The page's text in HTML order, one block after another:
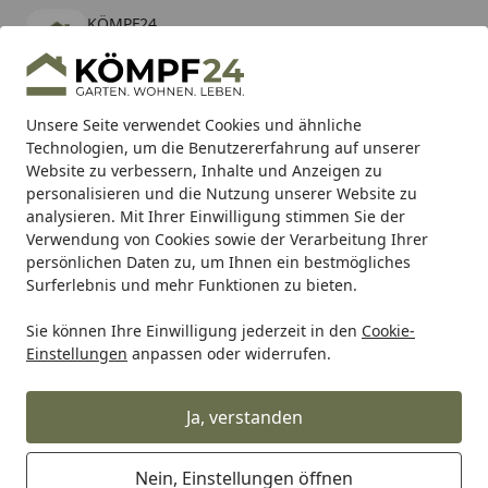
Unsere Seite verwendet Cookies und ähnliche
Technologien, um die Benutzererfahrung auf unserer
Website zu verbessern, Inhalte und Anzeigen zu
personalisieren und die Nutzung unserer Website zu
analysieren. Mit Ihrer Einwilligung stimmen Sie der
Verwendung von Cookies sowie der Verarbeitung Ihrer
persönlichen Daten zu, um Ihnen ein bestmögliches
Surferlebnis und mehr Funktionen zu bieten.
Sie können Ihre Einwilligung jederzeit in den Cookie-
Einstellungen anpassen oder widerrufen.
Ja, verstanden
Nein, Einstellungen öffnen
KÖMPF24
kostenlos - Im App Store
Hotline
Alle Produkte
Mein Konto
Suchen
Karibu Pools inkl. gratis Sandfilteranlage & Pool-
Starterset (Gesamtwert bis 468,99€)
Startseite
Teich Teichbau Teichfolien & Teichvliese Teichfolien
Oase PVC-Teichfolie AlfaFol 1,0 mm
grün - ganze Rolle